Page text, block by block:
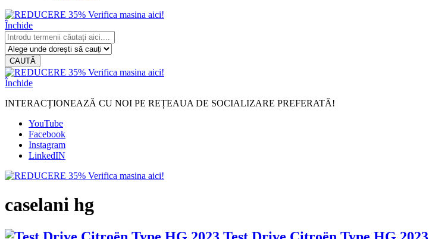
Închide
CAUTĂ
Închide
INTERACȚIONEAZĂ CU NOI PE REȚEAUA DE SOCIALIZARE PREFERATĂ!
YouTube
Facebook
Instagram
LinkedIN
caselani hg